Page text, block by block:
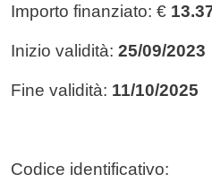
Importo finanziato: €
Inizio validità: 25/09/2023
Fine validità: 11/10/2025
Codice identificativo: